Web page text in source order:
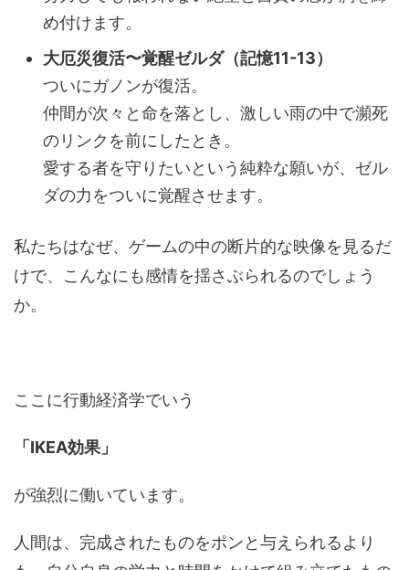
め付けます。
大厄災復活〜覚醒ゼルダ（記憶11-13）
ついにガノンが復活。
仲間が次々と命を落とし、激しい雨の中で瀕死
のリンクを前にしたとき。
愛する者を守りたいという純粋な願いが、ゼル
ダの力をついに覚醒させます。
私たちはなぜ、ゲームの中の断片的な映像を見るだ
けで、こんなにも感情を揺さぶられるのでしょう
か。
ここに行動経済学でいう
「IKEA効果」
が強烈に働いています。
人間は、完成されたものをポンと与えられるより